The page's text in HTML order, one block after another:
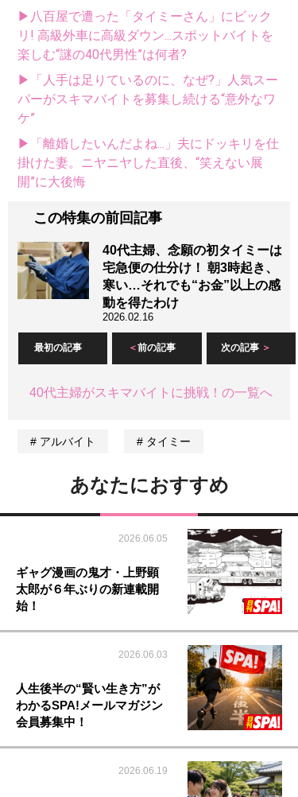
▶八百屋で遭った「タイミーさん」にビック
リ! 高級外車に高級ダウン...スポットバイトを
楽しむ“謎の40代男性”は何者?
▶「人手は足りているのに、なぜ?」人気スー
パーがスキマバイトを募集し続ける“意外なワ
ケ”
▶「離婚したいんだよね...」夫にドッキリを仕
掛けた妻。ニヤニヤした直後、“笑えない展
開”に大後悔
この特集の前回記事
40代主婦、念願の初タイミーは
宅急便の仕分け！ 朝3時起き、
寒い…それでも“お金”以上の感
動を得たわけ
2026.02.16
最初の記事 前の記事 次の記事
40代主婦がスキマバイトに挑戦！の一覧へ
アルバイト タイミー
あなたにおすすめ
2026.06.05
ギャグ漫画の鬼才・上野顕
太郎が６年ぶりの新連載開
始！
2026.06.03
人生後半の“賢い生き方”が
わかるSPA!メールマガジン
会員募集中！
2026.06.19